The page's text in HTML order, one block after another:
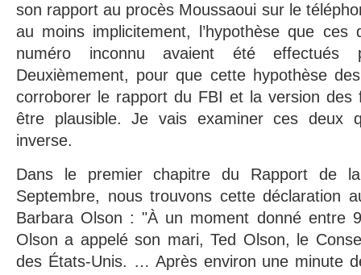
son rapport au procès Moussaoui sur le
au moins implicitement, l’hypothèse que ces
numéro inconnu avaient été effectués
Deuxièmement, pour que cette hypothèse
corroborer le rapport du FBI et la version des
être plausible. Je vais examiner ces deux
inverse.
Dans le premier chapitre du Rapport de
Septembre, nous trouvons cette déclaration
Barbara Olson : "À un moment donné entre
Olson a appelé son mari, Ted Olson, le
des États-Unis. … Après environ une minute